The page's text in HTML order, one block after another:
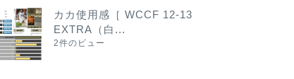
カカ使用感［ WCCF 12-13
EXTRA（白...
2件のビュー